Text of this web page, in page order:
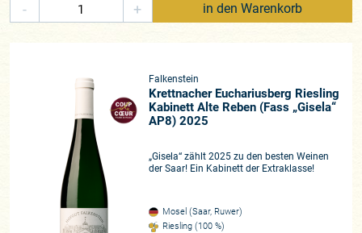
- + in den Warenkorb
Falkenstein
Krettnacher Euchariusberg Riesling
Kabinett Alte Reben (Fass „Gisela“
AP8) 2025
„Gisela“ zählt 2025 zu den besten Weinen
der Saar! Ein Kabinett der Extraklasse!
Mosel (Saar, Ruwer)
Riesling (100 %)